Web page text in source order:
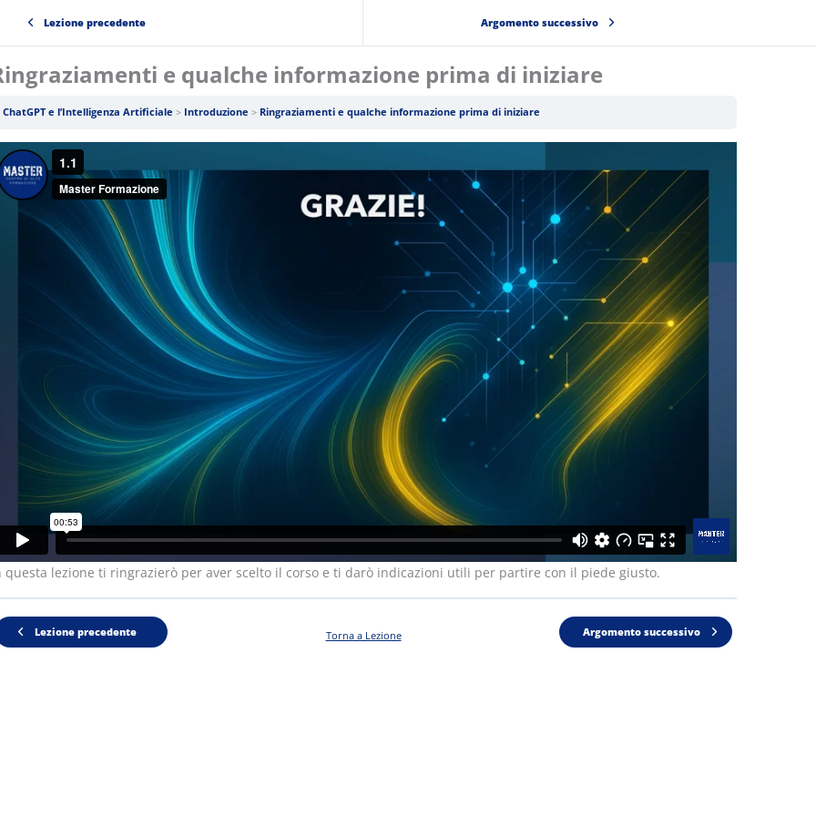
Lezione precedente Argomento successivo
e qualche informazione prima di iniziare
ChatGPT e l’Intelligenza Artificiale Introduzione Ringraziamenti e qualche informazione prima di iniziare
questa lezione ti ringrazierò per aver scelto il corso e ti darò indicazioni utili per partire con il piede giusto.
Lezione precedente Torna a Lezione Argomento successivo